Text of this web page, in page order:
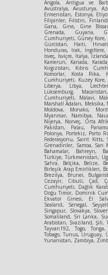
Angola, Antigua ve
Avustralya, Avusturya,
Ermenistan, Estonya,
Filipinler, Filistin,
Gana, Gine, Gine
Grenada, Guyana,
Cumhuriyeti, Güney Kore,
Gürcistan, Haiti,
Honduras, Irak,
İsveç, İsviçre, İtalya,
Kamerun, Kanada,
Kırgızistan, Kıbrıs
Komorlar, Kosta Rika,
Cumhuriyeti, Kuzey Kore,
Liberya, Libya,
Lüksemburg,
Cumhuriyeti, Malavi,
Marshall Adaları, Meksika,
Moldova, Monako,
Myanmar, Namibya,
Nijerya, Norveç, Orta
Pakistan, Palau,
Polonya, Portekiz, Porto
Federasyonu, Saint
Grenadinler, Samoa, San
Bahamalar, Bahreyn,
Türkiye, Türkmenistan,
Sahra, Belçika, Belize,
Birleşik Arap Emirlikleri,
Brezilya, Brunei,
Cezayir, Cibuti, Çad,
Cumhuriyeti, Dağlık
Doğu Timor, Dominik
Ekvator Ginesi, El
Sealand, Senegal,
Singapur, Slovakya,
Somaliland, Sri Lanka,
Arabistan, Svaziland, Şili,
Tayvan192, Togo,
Tobago, Tunus,
Yunanistan, Zambiya,